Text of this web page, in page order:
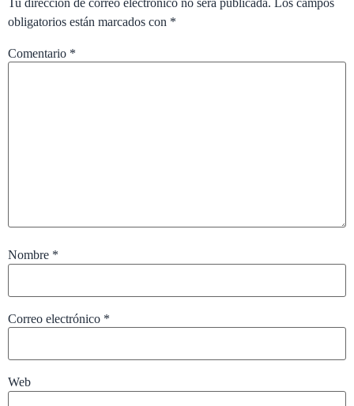
Tu dirección de correo electrónico no será publicada.
Los campos
obligatorios están marcados con *
Comentario *
Nombre *
Correo electrónico *
Web